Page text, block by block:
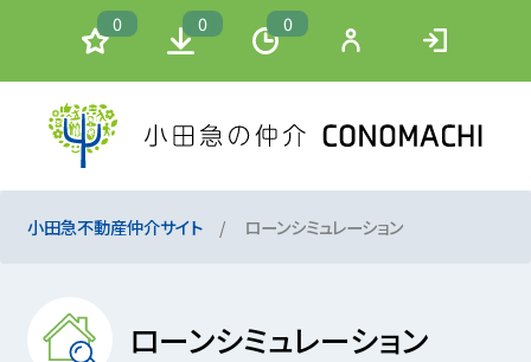
0 0 0
小田急不動産仲介サイト ローンシミュレーション
ローンシミュレーション